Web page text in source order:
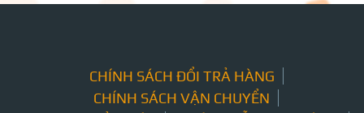
CHÍNH SÁCH ĐỔI TRẢ HÀNG
CHÍNH SÁCH VẬN CHUYỂN